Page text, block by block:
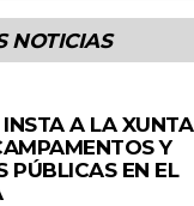
NOTICIAS
A LA XUNTA
Y
PÚBLICAS EN EL